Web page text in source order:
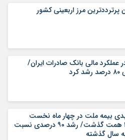
پرترددترین مرز اربعینی کشور
عملکرد مالی بانک صادرات ایران/
بیمه ملت در چهار ماه نخست
امسال از ۱۴.۵ همت گذشت/ رشد ۹۰ درصدی نسبت
سال گذشته